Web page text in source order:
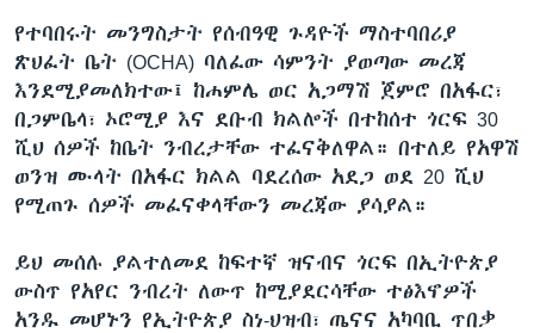
የተባበሩት መንግስታት የሰብዓዊ ጉዳዮች ማስተባበሪያ
ጽህፈት ቤት (OCHA) ባለፈው ሳምንት ያወጣው መረጃ
እንደሚያመለክተው፤ ከሐምሌ ወር አጋማሽ ጀምሮ በአፋር፣
በጋምቤላ፣ ኦሮሚያ እና ደቡብ ክልሎች በተከሰተ ጎርፍ 30
ሺህ ሰዎች ከቤት ንብረታቸው ተፈናቅለዋል። በተለይ የአዋሽ
ወንዝ ሙላት በአፋር ክልል ባደረሰው አደጋ ወደ 20 ሺህ
የሚጠጉ ሰዎች መፈናቀላቸውን መረጃው ያሳያል።
ይህ መሰሉ ያልተለመደ ከፍተኛ ዝናብና ጎርፍ በኢትዮጵያ
ውስጥ የአየር ንብረት ለውጥ ከሚያደርሳቸው ተፅእኖዎች
አንዱ መሆኑን የኢትዮጵያ ስነ-ህዝብ፣ ጤናና አካባቢ ጥበቃ